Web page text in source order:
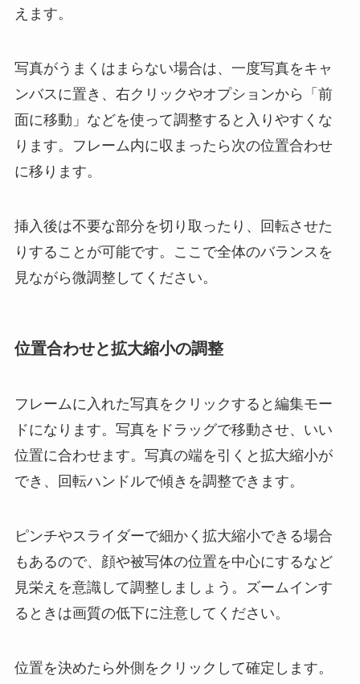
えます。
写真がうまくはまらない場合は、一度写真をキャ
ンバスに置き、右クリックやオプションから「前
面に移動」などを使って調整すると入りやすくな
ります。フレーム内に収まったら次の位置合わせ
に移ります。
挿入後は不要な部分を切り取ったり、回転させた
りすることが可能です。ここで全体のバランスを
見ながら微調整してください。
位置合わせと拡大縮小の調整
フレームに入れた写真をクリックすると編集モー
ドになります。写真をドラッグで移動させ、いい
位置に合わせます。写真の端を引くと拡大縮小が
でき、回転ハンドルで傾きを調整できます。
ピンチやスライダーで細かく拡大縮小できる場合
もあるので、顔や被写体の位置を中心にするなど
見栄えを意識して調整しましょう。ズームインす
るときは画質の低下に注意してください。
位置を決めたら外側をクリックして確定します。